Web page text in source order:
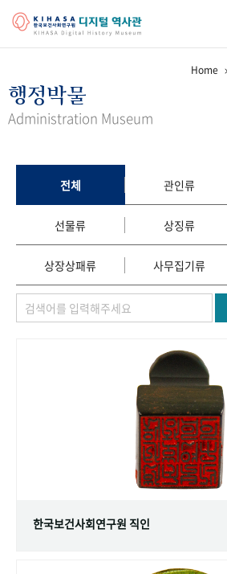
걸어온 길 기관 변천사
정책과 연구 키워드로 보는 연구 역사
간행물 변천사
기록물 아카이브
사진 아카이브 문서 기록물 행정박물
숫자로 보는 50년 50+1
Home
행정박물
Administration Museum
전체 관인류
선물류 상징류
상장상패류 사무집기류
한국보건사회연구원 직인